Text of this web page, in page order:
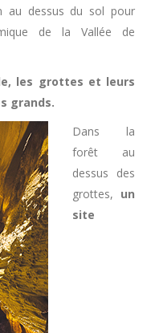
au dessus du sol pour
de la Vallée de
les grottes et leurs
grands.
Dans la
forêt au
dessus des
grottes, un
site